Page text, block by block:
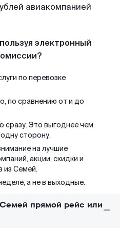
авиакомпанией
электронный
по перевозке
по сравнению от и до
сразу. Это выгоднее чем
сторону.
на лучшие
акции, скидки и
из Семей.
а не в выходные.
прямой рейс или